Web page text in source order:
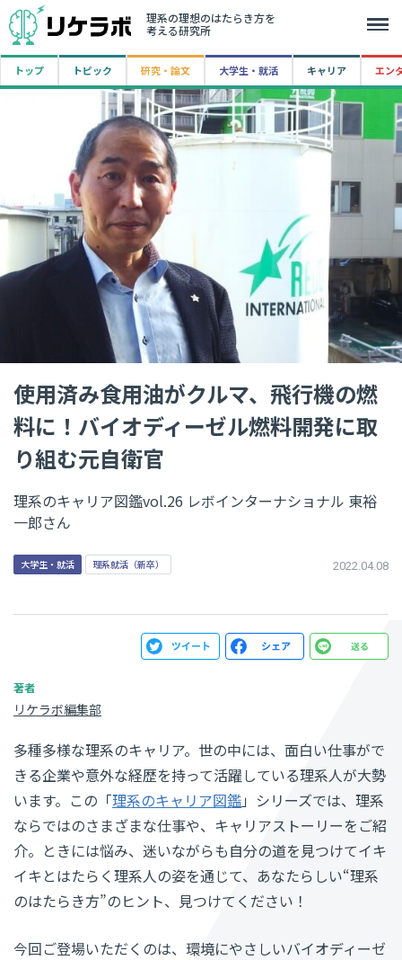
理系の理想のはたらき方を
考える研究所
トップ トピック 研究・論文 大学生・就活 キャリア エン
使用済み食用油がクルマ、飛行機の燃
料に！バイオディーゼル燃料開発に取
り組む元自衛官
理系のキャリア図鑑vol.26 レボインターナショナル 東裕
一郎さん
大学生・就活 理系就活（新卒） 2022.04.08
リケラボ編集部
多種多様な理系のキャリア。世の中には、面白い仕事がで
きる企業や意外な経歴を持って活躍している理系人が大勢
います。この「理系のキャリア図鑑」シリーズでは、理系
ならではのさまざまな仕事や、キャリアストーリーをご紹
介。ときには悩み、迷いながらも自分の道を見つけてイキ
イキとはたらく理系人の姿を通じて、あなたらしい“理系
のはたらき方”のヒント、見つけてください！
今回ご登場いただくのは、環境にやさしいバイオディーゼ